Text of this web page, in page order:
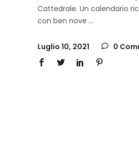
Cattedrale. Un calendario
con ben nove
Luglio 10, 2021 0